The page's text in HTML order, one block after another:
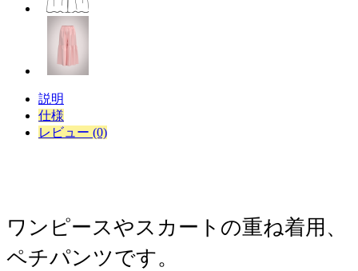
説明
仕様
レビュー (0)
​ワンピースやスカートの重ね着用、
ペチパンツです。